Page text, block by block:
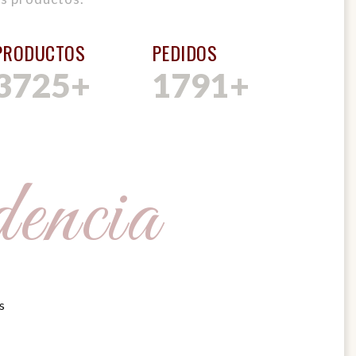
+
PEDIDOS
1791+